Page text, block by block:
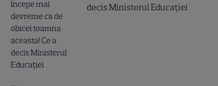
decis Ministerul Educației